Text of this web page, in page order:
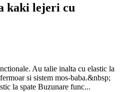
kaki lejeri cu
Au talie inalta cu elastic la
si sistem mos-baba.&nbsp;
la spate Buzunare func...